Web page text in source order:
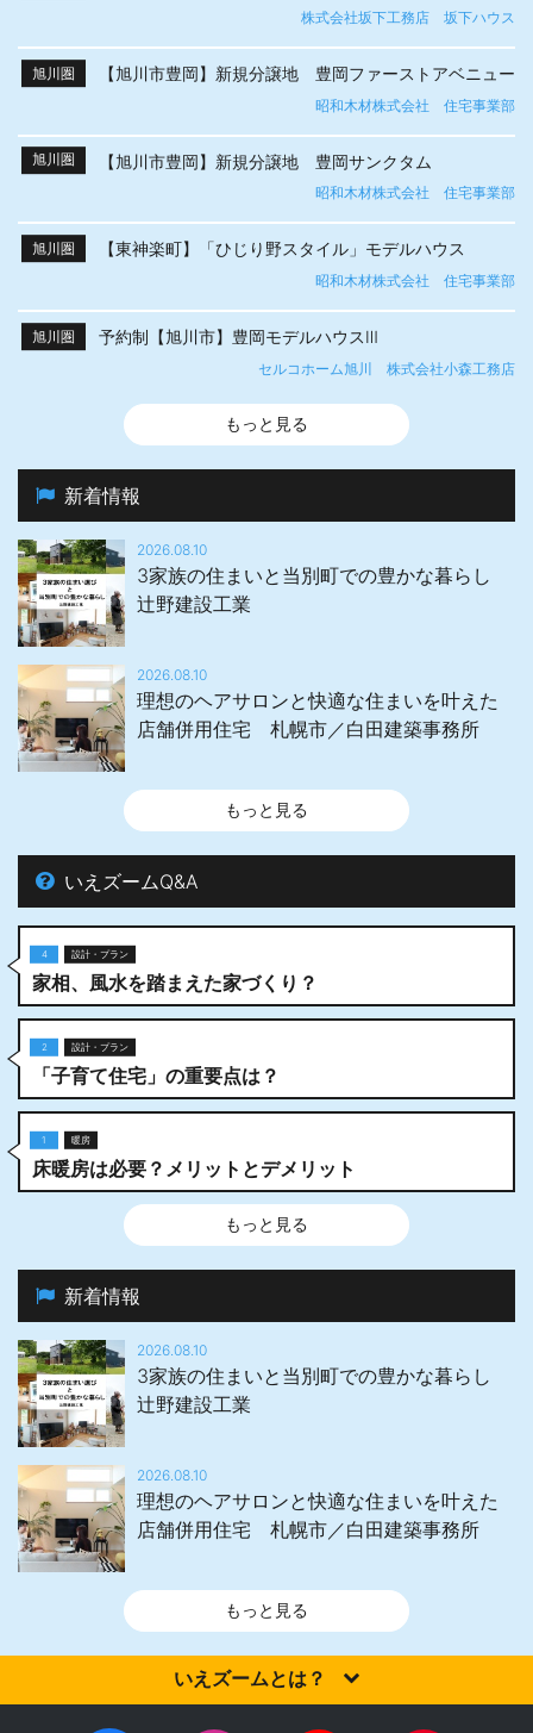
株式会社坂下工務店 坂下ハウス
旭川圏 【旭川市豊岡】新規分譲地 豊岡ファーストアベニュー
昭和木材株式会社 住宅事業部
旭川圏 【旭川市豊岡】新規分譲地 豊岡サンクタム
昭和木材株式会社 住宅事業部
旭川圏 【東神楽町】「ひじり野スタイル」モデルハウス
昭和木材株式会社 住宅事業部
旭川圏 予約制【旭川市】豊岡モデルハウスⅢ
セルコホーム旭川 株式会社小森工務店
もっと見る
新着情報
2026.08.10
3家族の住まいと当別町での豊かな暮らし
辻野建設工業
2026.08.10
理想のヘアサロンと快適な住まいを叶えた
店舗併用住宅 札幌市／白田建築事務所
もっと見る
いえズームQ&A
4 設計・プラン
家相、風水を踏まえた家づくり？
2 設計・プラン
「子育て住宅」の重要点は？
1 暖房
床暖房は必要？メリットとデメリット
もっと見る
新着情報
2026.08.10
3家族の住まいと当別町での豊かな暮らし
辻野建設工業
2026.08.10
理想のヘアサロンと快適な住まいを叶えた
店舗併用住宅 札幌市／白田建築事務所
もっと見る
いえズームとは？